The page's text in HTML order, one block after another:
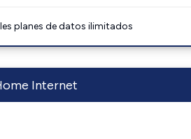
planes de datos ilimitados
Internet